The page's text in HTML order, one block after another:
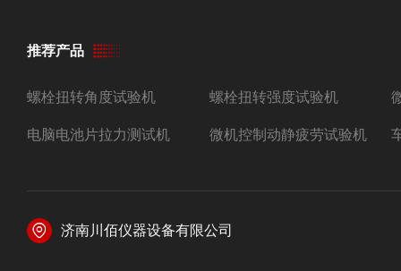
推荐产品
螺栓扭转角度试验机 螺栓扭转强度试验机
电脑电池片拉力测试机 微机控制动静疲劳试验机
济南川佰仪器设备有限公司